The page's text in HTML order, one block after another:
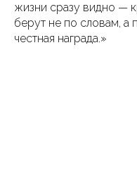
жизни сразу видно —
берут не по словам, а
честная награда.»